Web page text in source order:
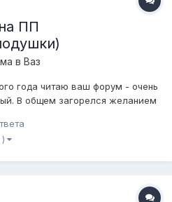
ПП
в Ваз
года читаю ваш форум - очень
В общем загорелся желанием
сток стойки под дропы на
Беркут про 17 --->